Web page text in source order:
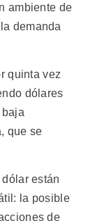
ambiente de
demanda
quinta vez
dólares
que se
están
la posible
de